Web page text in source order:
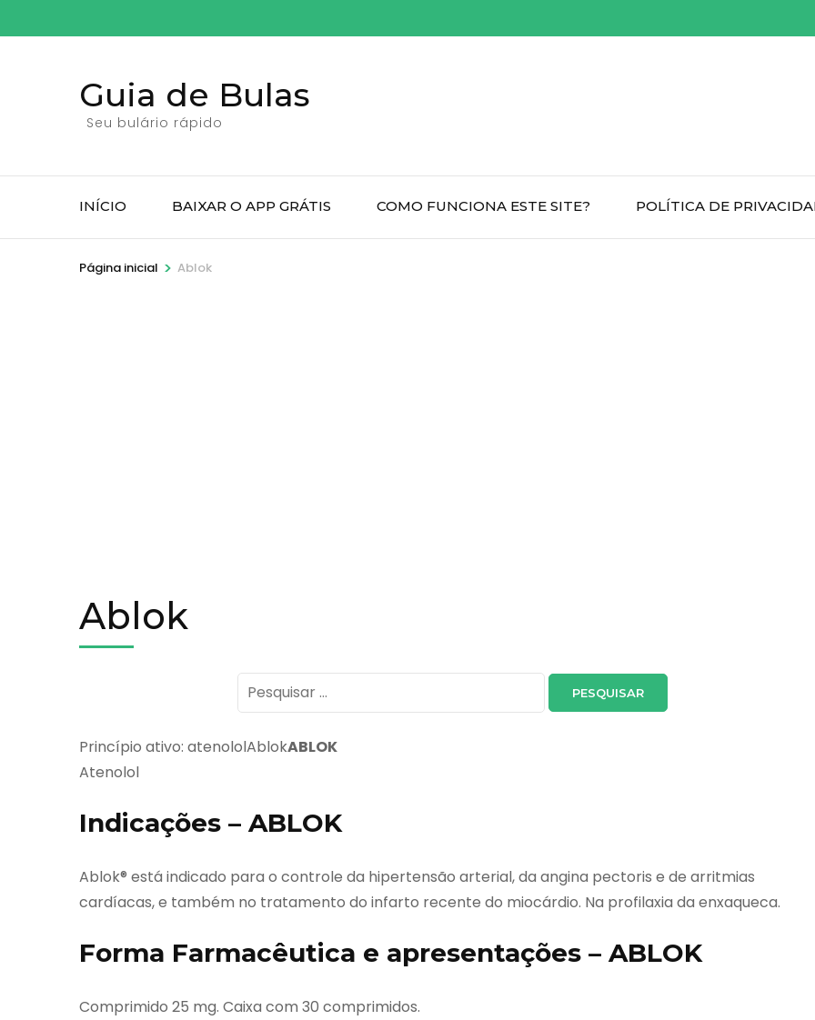
para
Guia de Bulas
Seu bulário rápido
INÍCIO BAIXAR O APP GRÁTIS COMO FUNCIONA ESTE SITE? POLÍTICA DE
Página inicial > Ablok
Ablok
Pesquisar
por:
Princípio ativo: atenololAblokABLOK
Atenolol
Indicações – ABLOK
Ablok® está indicado para o controle da hipertensão arterial, da angina pectoris e de arritmias
cardíacas, e também no tratamento do infarto recente do miocárdio. Na profilaxia da enxaqueca.
Forma Farmacêutica e apresentações – ABLOK
Comprimido 25 mg. Caixa com 30 comprimidos.